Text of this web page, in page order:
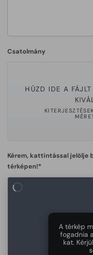
Csatolmány
HÚZD IDE A
Kérem, kattintással jelölje
térképen!*
A térkép
fogadnia
kat.